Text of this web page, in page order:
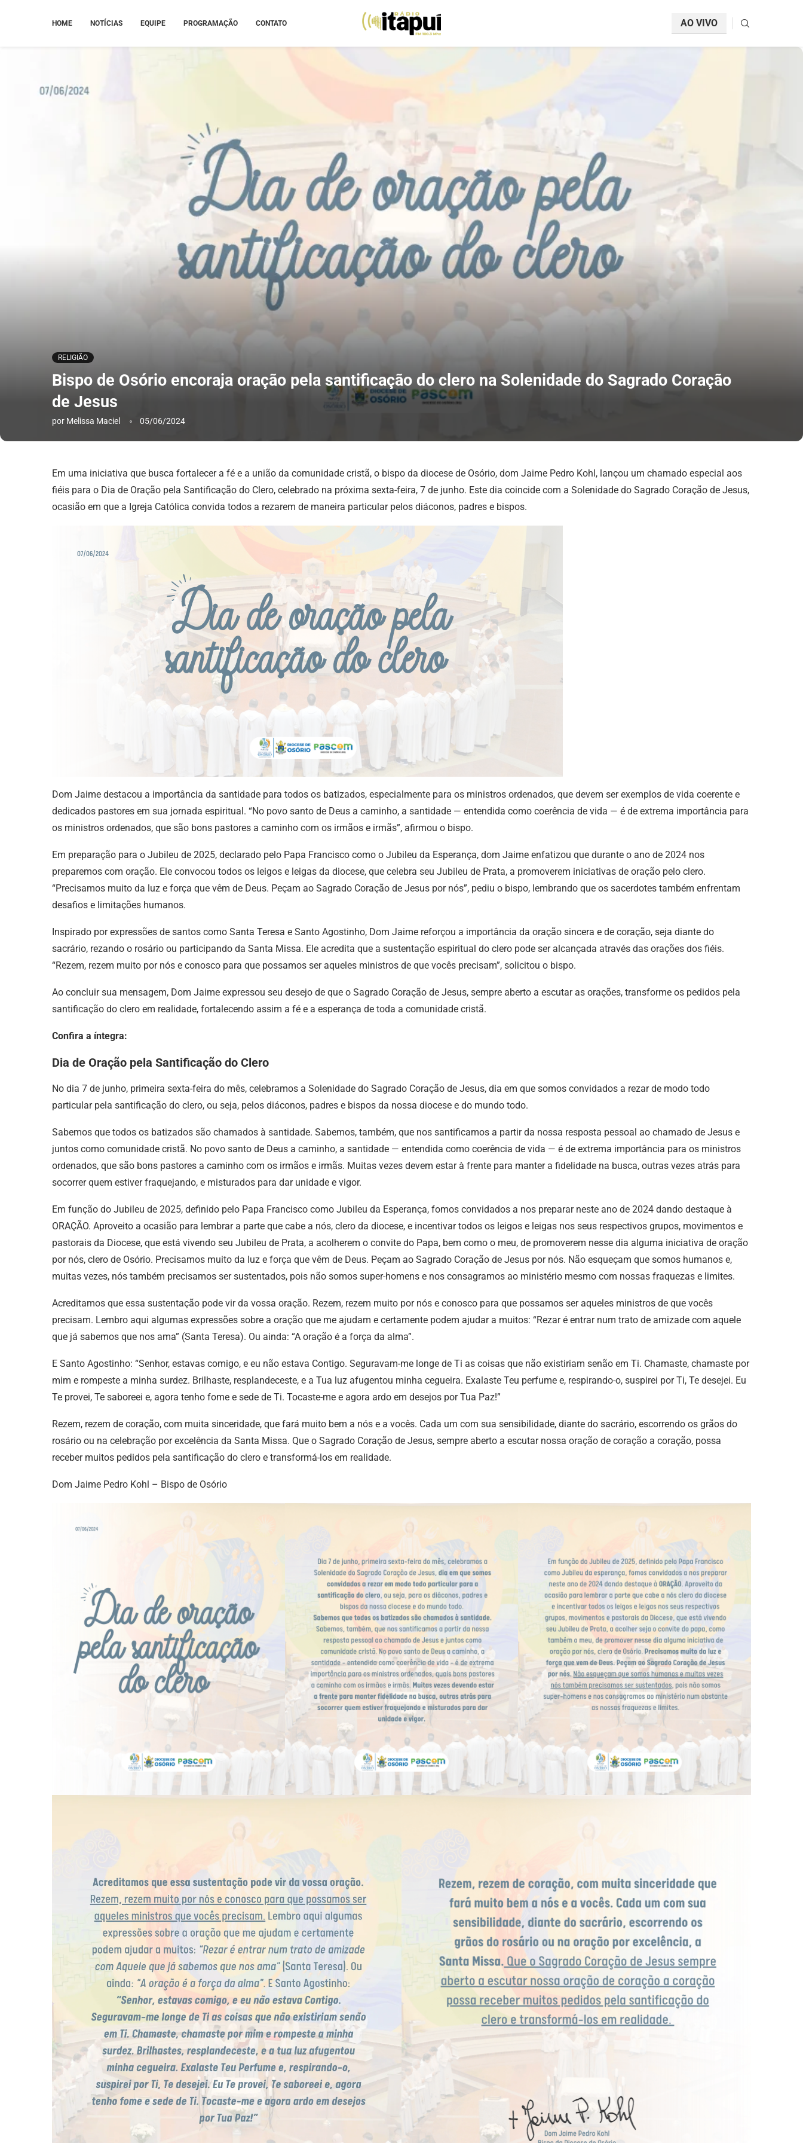
HOME NOTÍCIAS EQUIPE PROGRAMAÇÃO CONTATO AO VIVO
RELIGIÃO
Bispo de Osório encoraja oração pela santificação do clero na Solenidade do Sagrado Coração
de Jesus
por Melissa Maciel 05/06/2024
Em uma iniciativa que busca fortalecer a fé e a união da comunidade cristã, o bispo da diocese de Osório, dom Jaime Pedro Kohl, lançou um chamado especial aos
fiéis para o Dia de Oração pela Santificação do Clero, celebrado na próxima sexta-feira, 7 de junho. Este dia coincide com a Solenidade do Sagrado Coração de Jesus,
ocasião em que a Igreja Católica convida todos a rezarem de maneira particular pelos diáconos, padres e bispos.
Dom Jaime destacou a importância da santidade para todos os batizados, especialmente para os ministros ordenados, que devem ser exemplos de vida coerente e
dedicados pastores em sua jornada espiritual. “No povo santo de Deus a caminho, a santidade — entendida como coerência de vida — é de extrema importância para
os ministros ordenados, que são bons pastores a caminho com os irmãos e irmãs”, afirmou o bispo.
Em preparação para o Jubileu de 2025, declarado pelo Papa Francisco como o Jubileu da Esperança, dom Jaime enfatizou que durante o ano de 2024 nos
preparemos com oração. Ele convocou todos os leigos e leigas da diocese, que celebra seu Jubileu de Prata, a promoverem iniciativas de oração pelo clero.
“Precisamos muito da luz e força que vêm de Deus. Peçam ao Sagrado Coração de Jesus por nós”, pediu o bispo, lembrando que os sacerdotes também enfrentam
desafios e limitações humanos.
Inspirado por expressões de santos como Santa Teresa e Santo Agostinho, Dom Jaime reforçou a importância da oração sincera e de coração, seja diante do
sacrário, rezando o rosário ou participando da Santa Missa. Ele acredita que a sustentação espiritual do clero pode ser alcançada através das orações dos fiéis.
“Rezem, rezem muito por nós e conosco para que possamos ser aqueles ministros de que vocês precisam”, solicitou o bispo.
Ao concluir sua mensagem, Dom Jaime expressou seu desejo de que o Sagrado Coração de Jesus, sempre aberto a escutar as orações, transforme os pedidos pela
santificação do clero em realidade, fortalecendo assim a fé e a esperança de toda a comunidade cristã.
Confira a íntegra:
Dia de Oração pela Santificação do Clero
No dia 7 de junho, primeira sexta-feira do mês, celebramos a Solenidade do Sagrado Coração de Jesus, dia em que somos convidados a rezar de modo todo
particular pela santificação do clero, ou seja, pelos diáconos, padres e bispos da nossa diocese e do mundo todo.
Sabemos que todos os batizados são chamados à santidade. Sabemos, também, que nos santificamos a partir da nossa resposta pessoal ao chamado de Jesus e
juntos como comunidade cristã. No povo santo de Deus a caminho, a santidade — entendida como coerência de vida — é de extrema importância para os ministros
ordenados, que são bons pastores a caminho com os irmãos e irmãs. Muitas vezes devem estar à frente para manter a fidelidade na busca, outras vezes atrás para
socorrer quem estiver fraquejando, e misturados para dar unidade e vigor.
Em função do Jubileu de 2025, definido pelo Papa Francisco como Jubileu da Esperança, fomos convidados a nos preparar neste ano de 2024 dando destaque à
ORAÇÃO. Aproveito a ocasião para lembrar a parte que cabe a nós, clero da diocese, e incentivar todos os leigos e leigas nos seus respectivos grupos, movimentos e
pastorais da Diocese, que está vivendo seu Jubileu de Prata, a acolherem o convite do Papa, bem como o meu, de promoverem nesse dia alguma iniciativa de oração
por nós, clero de Osório. Precisamos muito da luz e força que vêm de Deus. Peçam ao Sagrado Coração de Jesus por nós. Não esqueçam que somos humanos e,
muitas vezes, nós também precisamos ser sustentados, pois não somos super-homens e nos consagramos ao ministério mesmo com nossas fraquezas e limites.
Acreditamos que essa sustentação pode vir da vossa oração. Rezem, rezem muito por nós e conosco para que possamos ser aqueles ministros de que vocês
precisam. Lembro aqui algumas expressões sobre a oração que me ajudam e certamente podem ajudar a muitos: “Rezar é entrar num trato de amizade com aquele
que já sabemos que nos ama” (Santa Teresa). Ou ainda: “A oração é a força da alma”.
E Santo Agostinho: “Senhor, estavas comigo, e eu não estava Contigo. Seguravam-me longe de Ti as coisas que não existiriam senão em Ti. Chamaste, chamaste por
mim e rompeste a minha surdez. Brilhaste, resplandeceste, e a Tua luz afugentou minha cegueira. Exalaste Teu perfume e, respirando-o, suspirei por Ti, Te desejei. Eu
Te provei, Te saboreei e, agora tenho fome e sede de Ti. Tocaste-me e agora ardo em desejos por Tua Paz!”
Rezem, rezem de coração, com muita sinceridade, que fará muito bem a nós e a vocês. Cada um com sua sensibilidade, diante do sacrário, escorrendo os grãos do
rosário ou na celebração por excelência da Santa Missa. Que o Sagrado Coração de Jesus, sempre aberto a escutar nossa oração de coração a coração, possa
receber muitos pedidos pela santificação do clero e transformá-los em realidade.
Dom Jaime Pedro Kohl – Bispo de Osório